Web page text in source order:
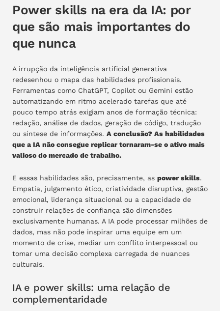
Power skills na era da IA: por
que são mais importantes do
que nunca
A irrupção da inteligência artificial generativa
redesenhou o mapa das habilidades profissionais.
Ferramentas como ChatGPT, Copilot ou Gemini estão
automatizando em ritmo acelerado tarefas que até
pouco tempo atrás exigiam anos de formação técnica:
redação, análise de dados, geração de código, tradução
ou síntese de informações. A conclusão? As habilidades
que a IA não consegue replicar tornaram-se o ativo mais
valioso do mercado de trabalho.
E essas habilidades são, precisamente, as power skills.
Empatia, julgamento ético, criatividade disruptiva, gestão
emocional, liderança situacional ou a capacidade de
construir relações de confiança são dimensões
exclusivamente humanas. A IA pode processar milhões de
dados, mas não pode inspirar uma equipe em um
momento de crise, mediar um conflito interpessoal ou
tomar uma decisão complexa carregada de nuances
culturais.
IA e power skills: uma relação de
complementaridade